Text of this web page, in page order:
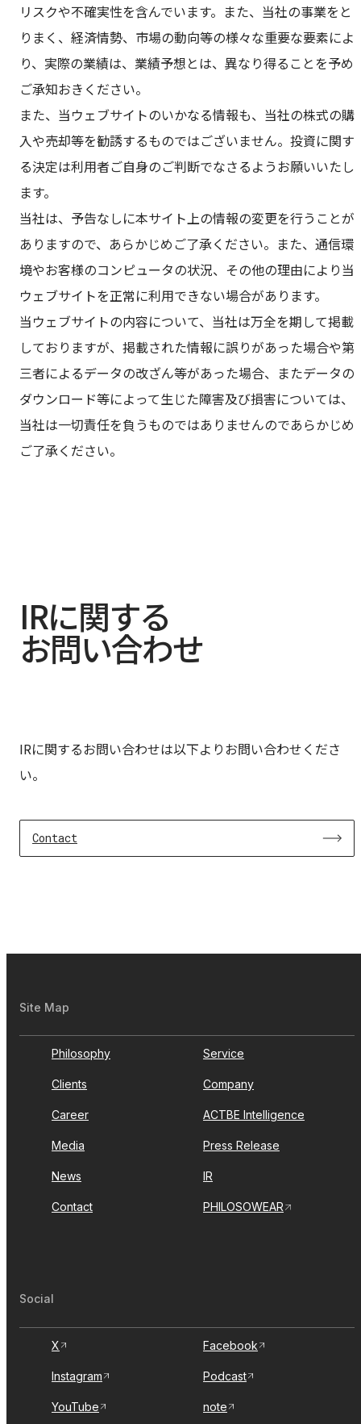
リスクや不確実性を含んでいます。また、当社の事業をと
りまく、経済情勢、市場の動向等の様々な重要な要素によ
り、実際の業績は、業績予想とは、異なり得ることを予め
ご承知おきください。
また、当ウェブサイトのいかなる情報も、当社の株式の購
入や売却等を勧誘するものではございません。投資に関す
る決定は利用者ご自身のご判断でなさるようお願いいたし
ます。
当社は、予告なしに本サイト上の情報の変更を行うことが
ありますので、あらかじめご了承ください。また、通信環
境やお客様のコンピュータの状況、その他の理由により当
ウェブサイトを正常に利用できない場合があります。
当ウェブサイトの内容について、当社は万全を期して掲載
しておりますが、掲載された情報に誤りがあった場合や第
三者によるデータの改ざん等があった場合、またデータの
ダウンロード等によって生じた障害及び損害については、
当社は一切責任を負うものではありませんのであらかじめ
ご了承ください。
IRに関する
お問い合わせ
IRに関するお問い合わせは以下よりお問い合わせくださ
い。
Contact
Site Map
Philosophy Service
Clients Company
Career ACTBE Intelligence
Media Press Release
News IR
Contact PHILOSOWEAR
Social
X Facebook
Instagram Podcast
YouTube note